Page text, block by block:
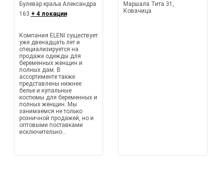
Булевар краља Александра
163 + 4 локации
Компания ELENI существует
уже двенадцать лет и
специализируется на
продаже одежды для
беременных женщин и
полных дам. В
ассортименте также
представлены нижнее
белье и купальные
костюмы для беременных и
полных женщин. Мы
занимаемся не только
розничной продажей, но и
оптовыми поставками
исключительно...
Маршала Тита 31,
Ковачица